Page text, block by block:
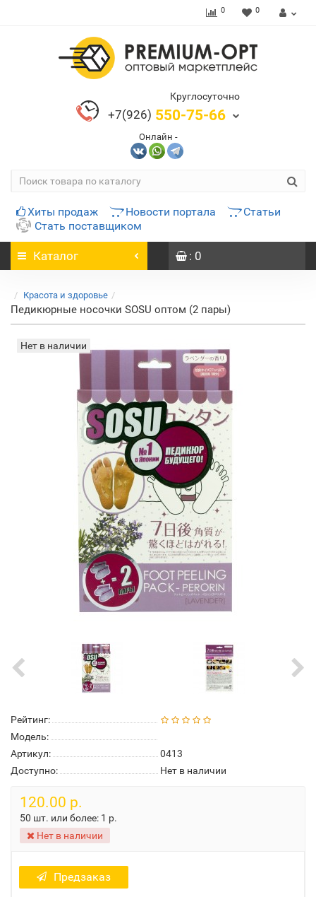
0 0
Круглосуточно
+7(926) 550-75-66
Онлайн -
Хиты продаж Новости портала
Статьи
Стать поставщиком
Каталог : 0
Красота и здоровье
Педикюрные носочки SOSU оптом (2 пары)
Нет в наличии
Рейтинг:
Модель:
Артикул:
0413
Доступно:
Нет в наличии
120.00 р.
50 шт. или более: 1 р.
Нет в наличии
Предзаказ